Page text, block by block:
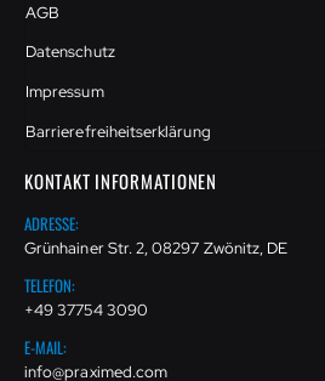
AGB
Datenschutz
Impressum
Barrierefreiheitserklärung
KONTAKT INFORMATIONEN
ADRESSE:
Grünhainer Str. 2, 08297 Zwönitz, DE
TELEFON:
+49 37754 3090
E-MAIL:
info@praximed.com